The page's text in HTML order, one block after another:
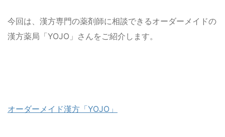
今回は、漢方専門の薬剤師に相談できるオーダーメイドの
漢方薬局「YOJO」さんをご紹介します。
オーダーメイド漢方「YOJO」